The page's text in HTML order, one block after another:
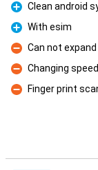
Fördelar
Clean android
Fördelar
With esim
Nackdelar
Can not
Nackdelar
Changing
Nackdelar
Finger print